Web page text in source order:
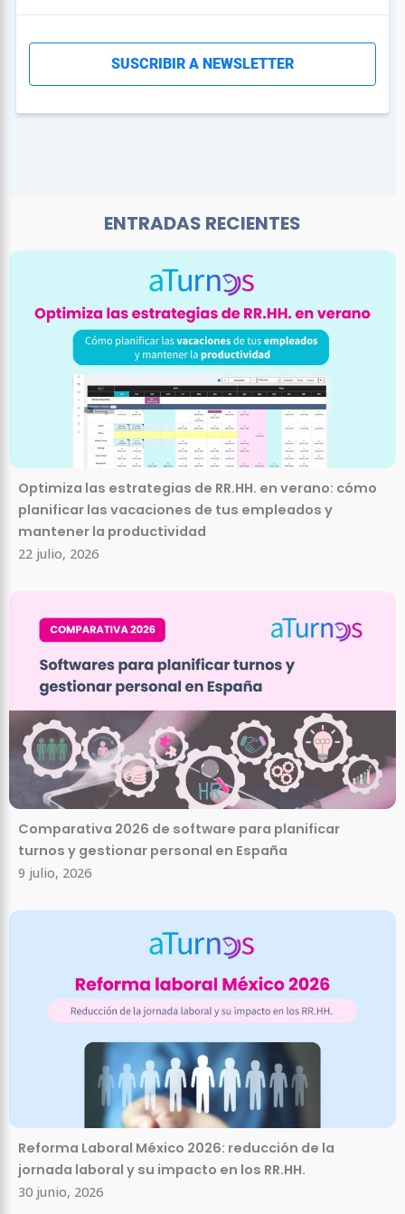
ENTRADAS RECIENTES
Optimiza las estrategias de RR.HH. en verano: cómo
planificar las vacaciones de tus empleados y
mantener la productividad
22 julio, 2026
Comparativa 2026 de software para planificar
turnos y gestionar personal en España
9 julio, 2026
Reforma Laboral México 2026: reducción de la
jornada laboral y su impacto en los RR.HH.
30 junio, 2026